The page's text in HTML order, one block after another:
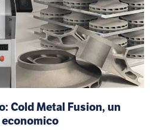
Cold Metal Fusion, un